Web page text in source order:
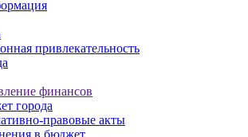
привлекательность
финансов
города
правовые акты